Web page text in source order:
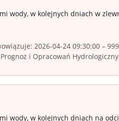
wody, w kolejnych dniach w
2026-04-24 09:30:00 –
i Opracowań
wody, w kolejnych dniach na